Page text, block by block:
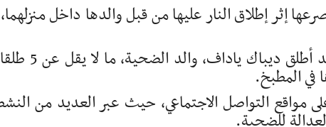
إثر إطلاق النار عليها من قبل والدها داخل
ووفقا لما نقلته الشرطة وتقارير إعلامية، فقد
التواصل الاجتماعي، حيث عبر العديد من